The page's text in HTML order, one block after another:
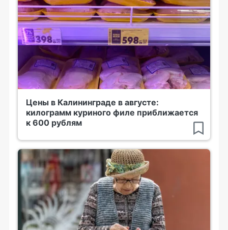
Цены в Калининграде в августе:
килограмм куриного филе приближается
к 600 рублям